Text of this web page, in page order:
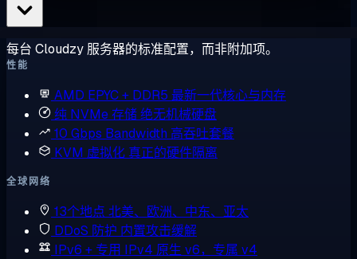
每台 Cloudzy 服务器的标准配置，而非附加项。
性能
AMD EPYC + DDR5 最新一代核心与内存
纯 NVMe 存储绝无机械硬盘
10 Gbps Bandwidth 高吞吐套餐
KVM 虚拟化 真正的硬件隔离
全球网络
13个地点 北美、欧洲、中东、亚太
DDoS 防护 内置攻击缓解
IPv6 + 专用 IPv4 原生 v6，专属 v4